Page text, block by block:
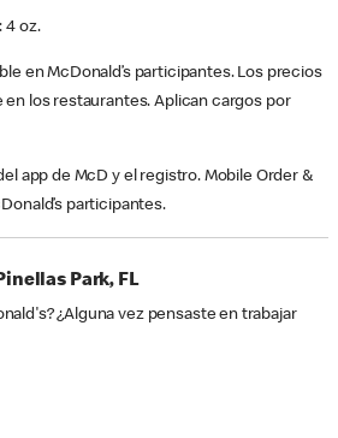
4 oz.
en McDonald’s participantes. Los precios
en los restaurantes. Aplican cargos por
app de McD y el registro. Mobile Order &
participantes.
Park, FL
¿Alguna vez pensaste en trabajar